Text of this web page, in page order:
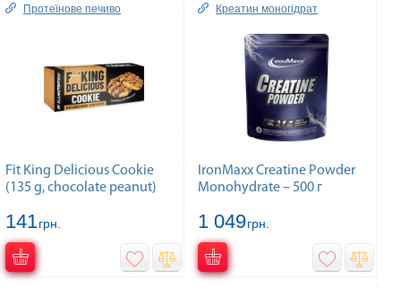
Протеїнове печиво
Fit King Delicious Cookie
(135 g, chocolate peanut)
141грн.
Креатин моногідрат
IronMaxx Creatine Powder
Monohydrate – 500 г
1 049грн.